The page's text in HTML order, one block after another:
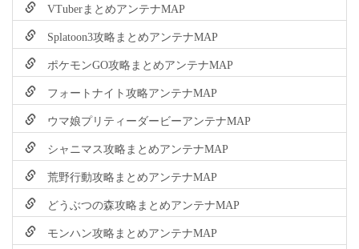
VTuberまとめアンテナMAP
Splatoon3攻略まとめアンテナMAP
ポケモンGO攻略まとめアンテナMAP
フォートナイト攻略アンテナMAP
ウマ娘プリティーダービーアンテナMAP
シャニマス攻略まとめアンテナMAP
荒野行動攻略まとめアンテナMAP
どうぶつの森攻略まとめアンテナMAP
モンハン攻略まとめアンテナMAP